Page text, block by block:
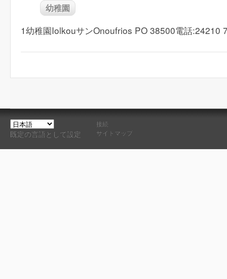
幼稚園
1幼稚園IolkouサンOnoufrios P​​O 38500電話:24210
既定の言語として設定
接続
サイトマップ